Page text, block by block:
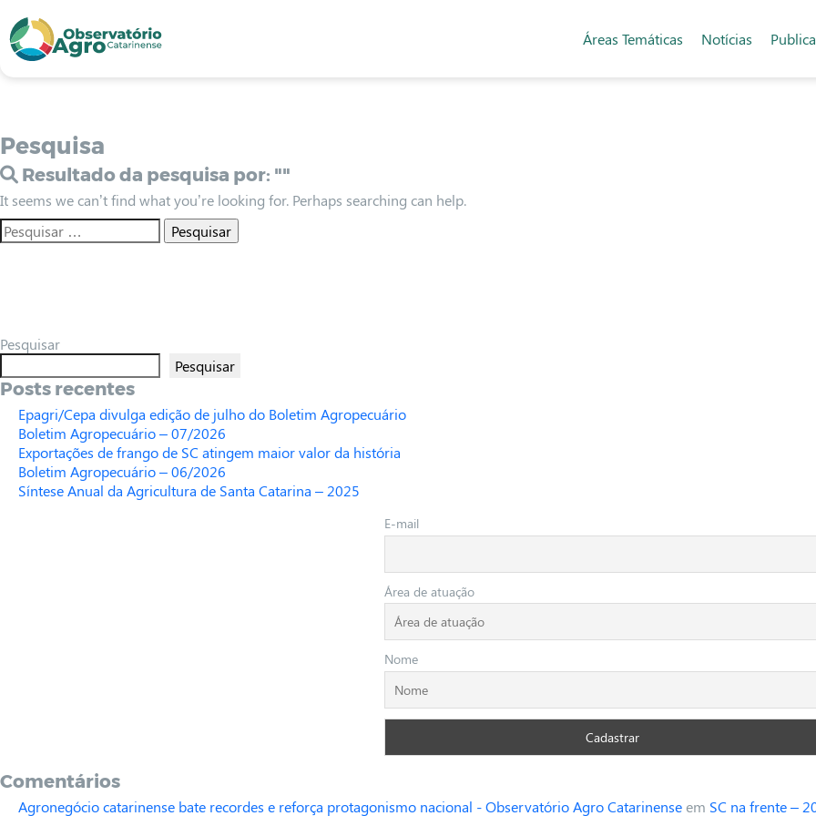
2
3
4
Áreas Temáticas Notícias
Pesquisa
Resultado da pesquisa por: ""
It seems we can’t find what you’re looking for. Perhaps searching can help.
Pesquisar
Pesquisar
Posts recentes
Epagri/Cepa divulga edição de julho do Boletim Agropecuário
Boletim Agropecuário – 07/2026
Exportações de frango de SC atingem maior valor da história
Boletim Agropecuário – 06/2026
Síntese Anual da Agricultura de Santa Catarina – 2025
E-mail
Área de atuação
Nome
Comentários
Agronegócio catarinense bate recordes e reforça protagonismo nacional - Observatório Agro Catarinenseem SC na frente –